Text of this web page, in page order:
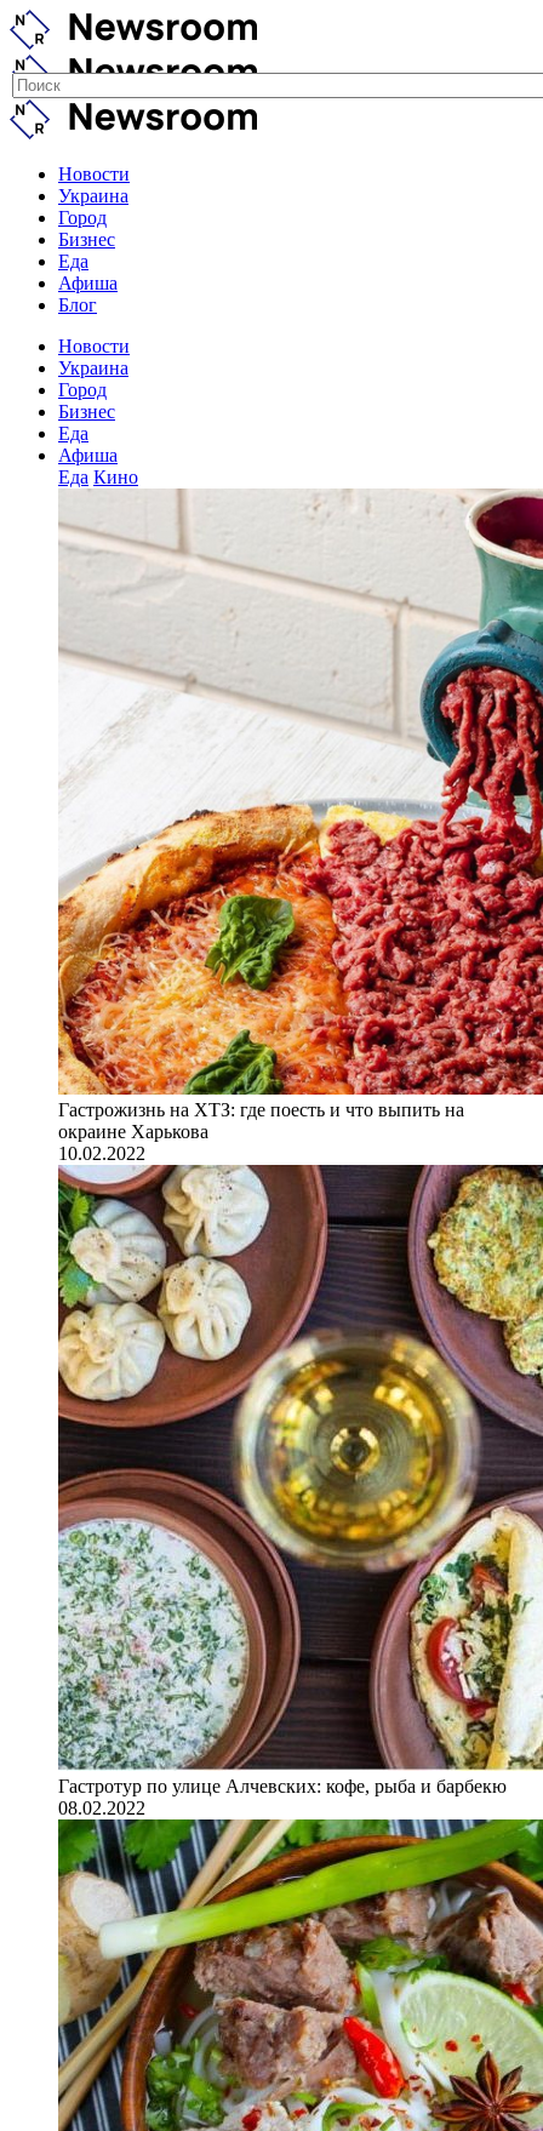
Новости
Украина
Город
Бизнес
Еда
Афиша
Блог
Новости
Украина
Город
Бизнес
Еда
Афиша
Еда Кино
Гастрожизнь на ХТЗ: где поесть и что выпить на
окраине Харькова
10.02.2022
Гастротур по улице Алчевских: кофе, рыба и барбекю
08.02.2022